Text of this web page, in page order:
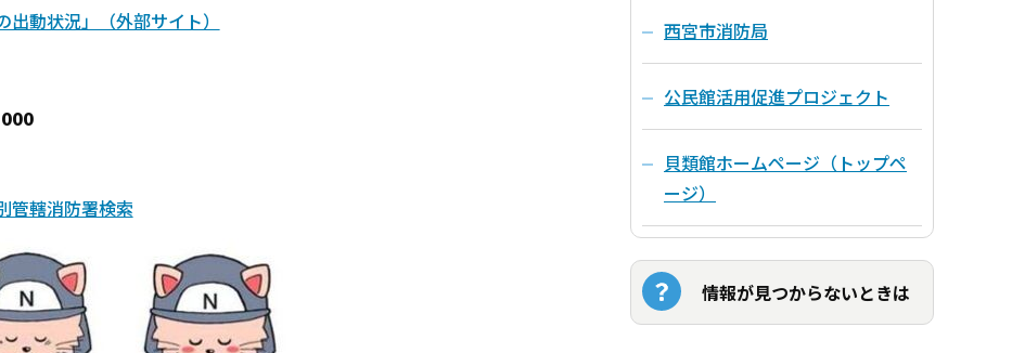
動状況」（外部サイト）
管轄消防署検索
西宮市消防局
公民館活用促進プロジェクト
貝類館ホームページ（トップペ
ージ）
情報が見つからないときは